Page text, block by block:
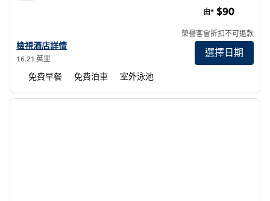
查看 Atascadero 希爾頓惠庭酒店詳情
檢視酒店詳情
16.21 英里
由* $90
榮譽客會折扣不可退款
選擇日期
免費早餐 免費泊車 室外泳池
第 1 頁，共 12 頁
下一